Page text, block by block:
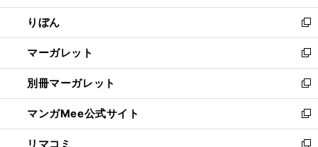
開
く
ウ
で
開
く
ン
ド
ウ
で
開
く
ウ
ィ
ン
ド
ウ
で
開
く
りぼん
新
し
い
ウ
ィ
ン
ド
ウ
で
マーガレット
新
し
い
ウ
ィ
ン
別冊マーガレット
新
し
い
ウ
マンガMee公式サイト
新
し
リマコミ